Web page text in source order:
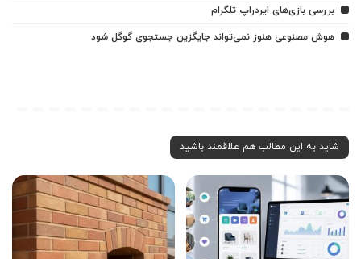
بررسی بازی‌های ایردراپ تلگرام
هوش مصنوعی هنوز نمی‌تواند جایگزین جستجوی گوگل شود
شاید به این مطالب هم علاقمند باشید